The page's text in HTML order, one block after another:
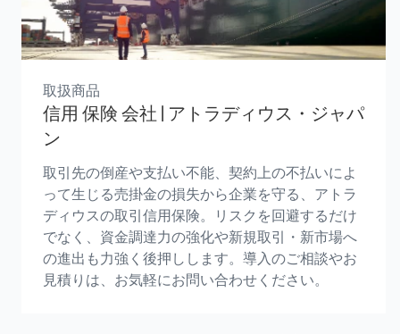
取扱商品
信用 保険 会社 | アトラディウス・ジャパ
ン
取引先の倒産や支払い不能、契約上の不払いによ
って生じる売掛金の損失から企業を守る、アトラ
ディウスの取引信用保険。リスクを回避するだけ
でなく、資金調達力の強化や新規取引・新市場へ
の進出も力強く後押しします。導入のご相談やお
見積りは、お気軽にお問い合わせください。